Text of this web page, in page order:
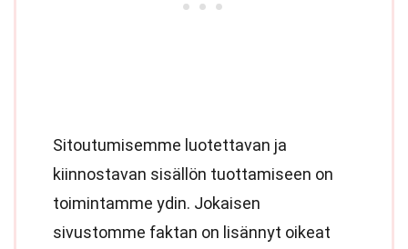
Sitoutumisemme luotettavan ja
kiinnostavan sisällön tuottamiseen on
toimintamme ydin. Jokaisen
sivustomme faktan on lisännyt oikeat